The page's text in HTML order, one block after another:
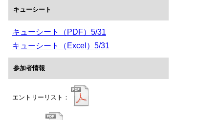
キューシート
キューシート（PDF）5/31
キューシート（Excel）5/31
参加者情報
エントリーリスト：